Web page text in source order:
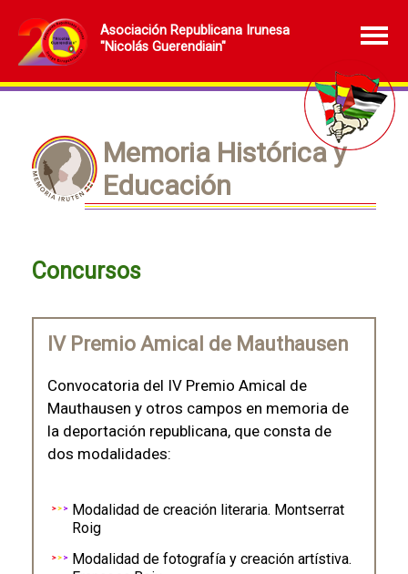
Asociación Republicana Irunesa
"Nicolás Guerendiain"
Memoria Histórica y
Educación
Concursos
IV Premio Amical de Mauthausen
Convocatoria del IV Premio Amical de
Mauthausen y otros campos en memoria de
la deportación republicana, que consta de
dos modalidades:
Modalidad de creación literaria. Montserrat
Roig
Modalidad de fotografía y creación artístiva.